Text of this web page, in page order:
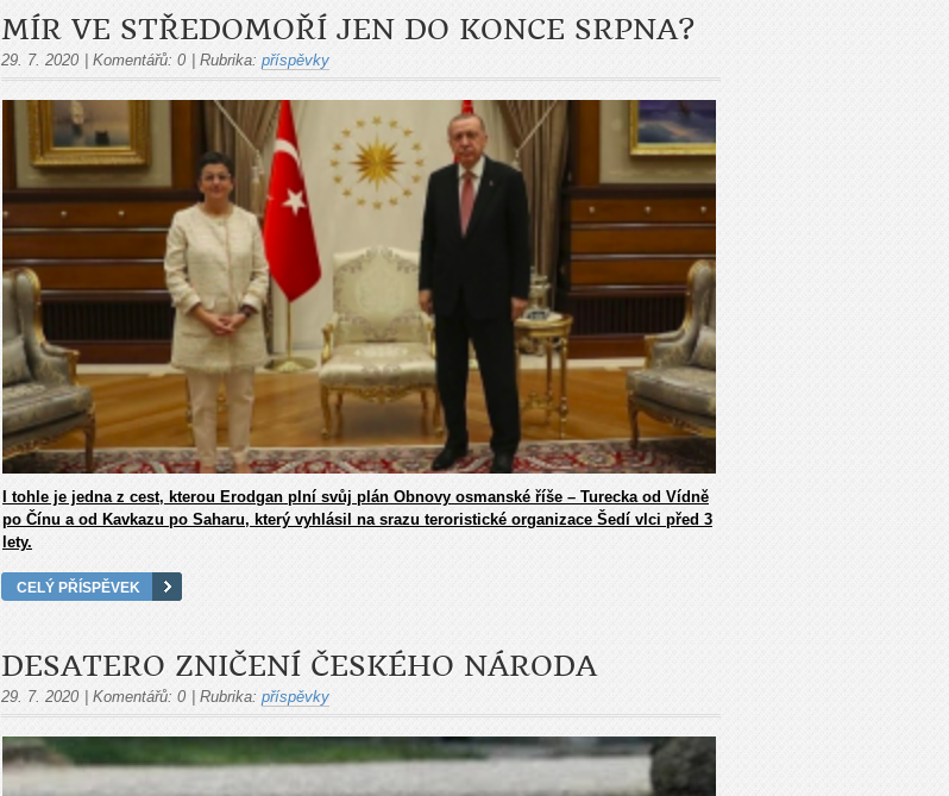
MÍR VE STŘEDOMOŘÍ JEN DO KONCE SRPNA?
29. 7. 2020 Komentářů: 0 Rubrika: příspěvky
I tohle je jedna z cest, kterou Erodgan plní svůj plán Obnovy osmanské říše – Turecka od Vídně
po Čínu a od Kavkazu po Saharu, který vyhlásil na srazu teroristické organizace Šedí vlci před 3
lety.
CELÝ PŘÍSPĚVEK
DESATERO ZNIČENÍ ČESKÉHO NÁRODA
29. 7. 2020 Komentářů: 0 Rubrika: příspěvky